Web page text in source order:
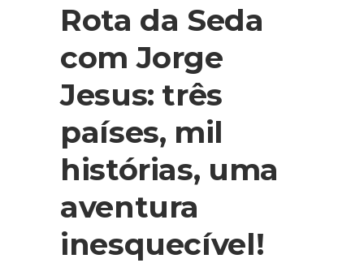
Rota da Seda
com Jorge
Jesus: três
países, mil
histórias, uma
aventura
inesquecível!